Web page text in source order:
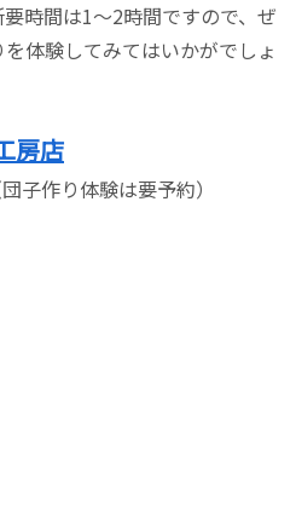
時間は1～2時間ですので、ぜ
体験してみてはいかがでしょ
房店
子作り体験は要予約）